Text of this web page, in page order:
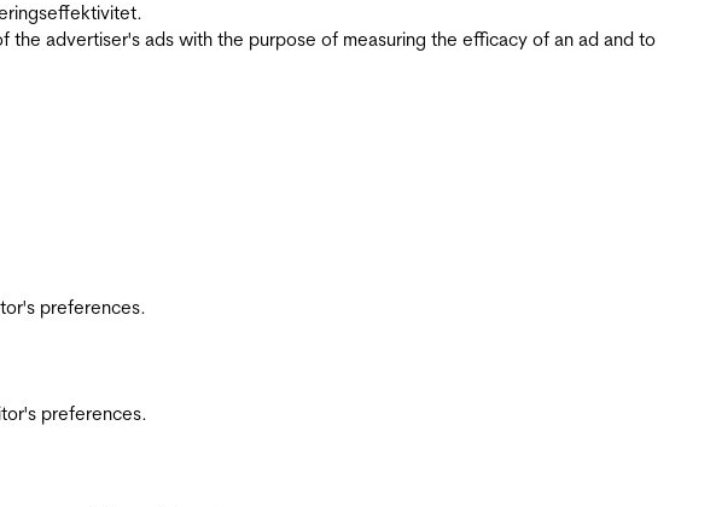
advertiser's ads with the purpose of measuring the efficacy of an ad and to
preferences.
preferences.